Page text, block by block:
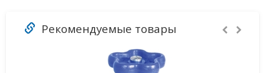
Рекомендуемые товары